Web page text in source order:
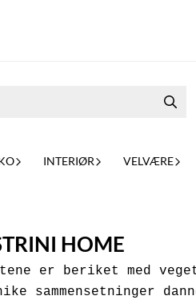
INTERIØR VELVÆRE
HOME
er beriket med